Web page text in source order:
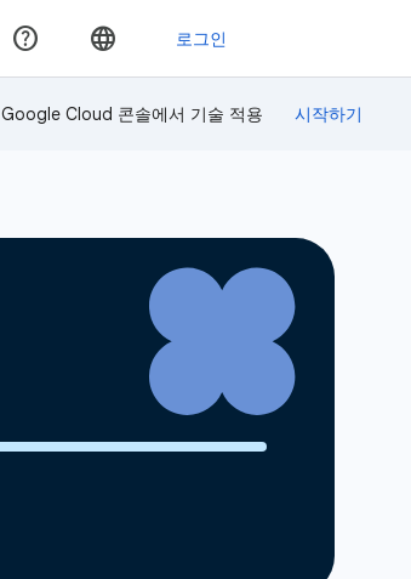
Google Cloud 콘솔에서 기술 적용